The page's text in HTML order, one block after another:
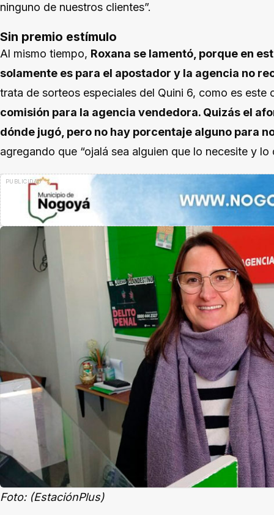
ninguno de nuestros clientes”.
Sin premio estímulo
Al mismo tiempo, Roxana se lamentó, porque en
solamente es para el apostador y la agencia no
trata de sorteos especiales del Quini 6, como es
comisión para la agencia vendedora. Quizás el
dónde jugó, pero no hay porcentaje alguno para
agregando que “ojalá sea alguien que lo necesite y lo
Foto: (EstaciónPlus)